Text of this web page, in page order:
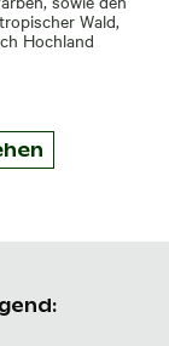
Wald,
Hochland